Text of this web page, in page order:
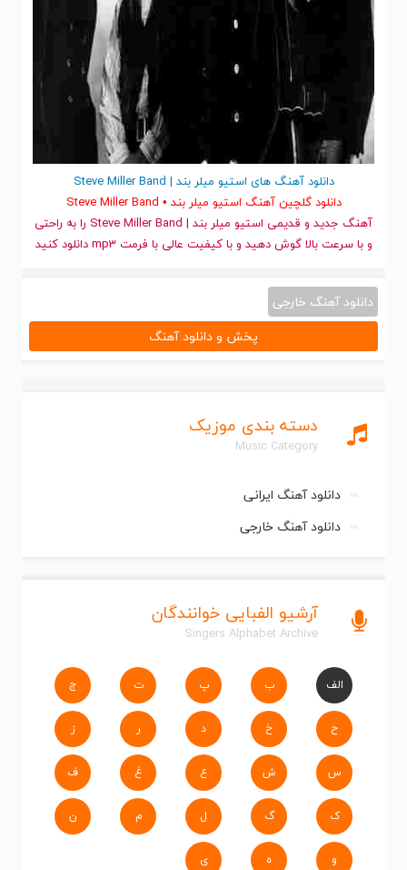
دسته بندی موزیک
Music Category
دانلود آهنگ ایرانی
دانلود آهنگ خارجی
آرشیو الفبایی خوانندگان
Singers Alphabet Archive
الف ب پ ت ج
ح خ د ر ز
س ش ع غ ف
ک گ ل م ن
و ه ی
دانلود آهنگ های استیو میلر بند | Steve Miller Band
دانلود گلچین آهنگ استیو میلر بند • Steve Miller Band
آهنگ جدید
و قدیمی استیو میلر بند | Steve Miller Band را به راحتی
و با سرعت بالا گوش دهید و با کیفیت عالی با فرمت mp3 دانلود کنید
دانلود آهنگ خارجی
پخش و دانلود آهنگ